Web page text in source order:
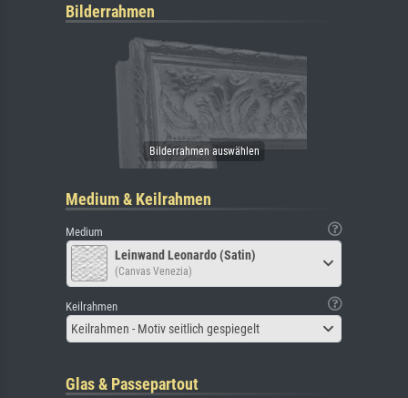
Bilderrahmen
Medium & Keilrahmen
Medium
Leinwand Leonardo (Satin)
(Canvas Venezia)
Keilrahmen
Keilrahmen - Motiv seitlich gespiegelt
Glas & Passepartout